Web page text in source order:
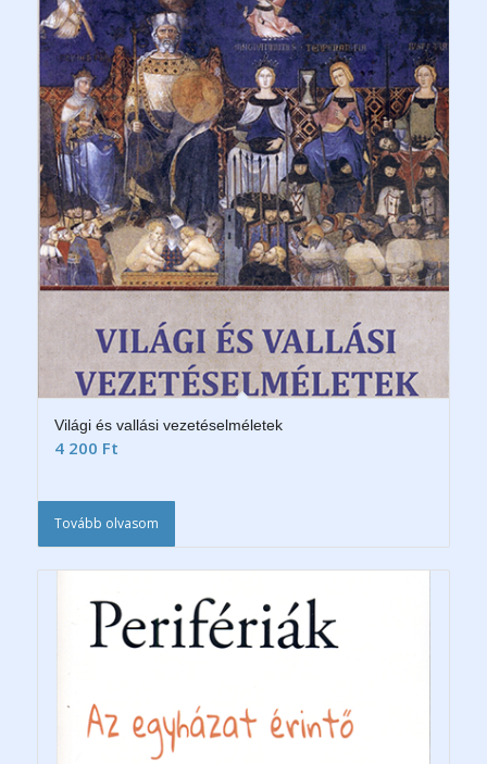
Világi és vallási vezetéselméletek
4 200 Ft
Tovább olvasom